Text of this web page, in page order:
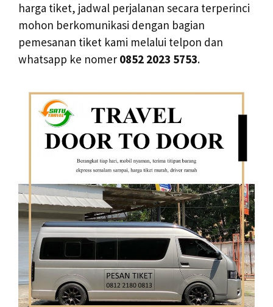
harga tiket, jadwal perjalanan secara terperinci
mohon berkomunikasi dengan bagian
pemesanan tiket kami melalui telpon dan
whatsapp ke nomer 0852 2023 5753.